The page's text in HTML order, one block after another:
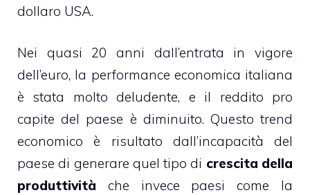
dollaro USA.
Nei quasi 20 anni dall’entrata in vigore
dell’euro, la performance economica italiana
è stata molto deludente, e il reddito pro
capite del paese è diminuito. Questo trend
economico è risultato dall’incapacità del
paese di generare quel tipo di crescita della
produttività che invece paesi come la